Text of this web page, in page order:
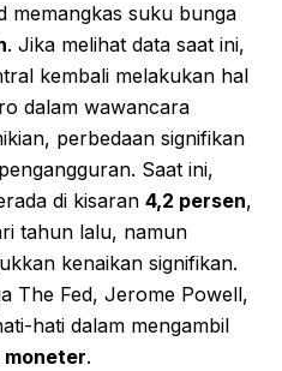
memangkas suku bunga
. Jika melihat data saat ini,
kembali melakukan hal
dalam wawancara
perbedaan signifikan
Saat ini,
di kisaran 4,2 persen,
tahun lalu, namun
kenaikan signifikan.
The Fed, Jerome Powell,
hati dalam mengambil
moneter.